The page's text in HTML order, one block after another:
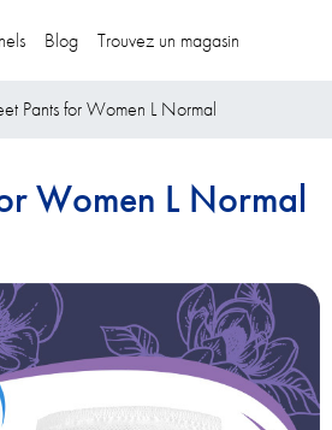
Blog Trouvez un magasin
Pants for Women L Normal
Women L Normal